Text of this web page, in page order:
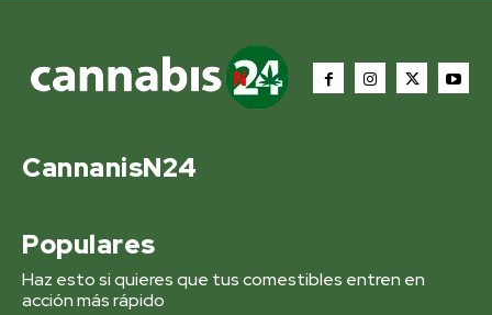
CannanisN24
Populares
Haz esto si quieres que tus comestibles entren en
acción más rápido